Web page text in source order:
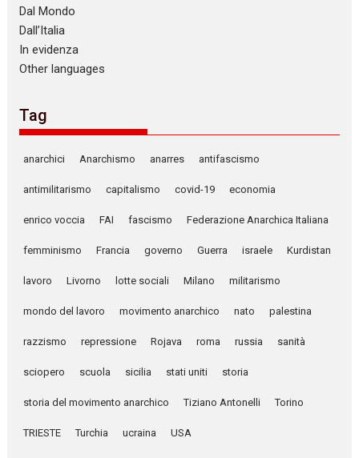
Dal Mondo
Dall’Italia
In evidenza
Other languages
Tag
anarchici Anarchismo anarres antifascismo
antimilitarismo capitalismo covid-19 economia
enrico voccia FAI fascismo Federazione Anarchica Italiana
femminismo Francia governo Guerra israele Kurdistan
lavoro Livorno lotte sociali Milano militarismo
mondo del lavoro movimento anarchico nato palestina
razzismo repressione Rojava roma russia sanità
sciopero scuola sicilia stati uniti storia
storia del movimento anarchico Tiziano Antonelli Torino
TRIESTE Turchia ucraina USA